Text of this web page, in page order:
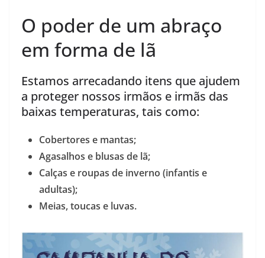
O poder de um abraço
em forma de lã
Estamos arrecadando itens que ajudem
a proteger nossos irmãos e irmãs das
baixas temperaturas, tais como:
Cobertores e mantas;
Agasalhos e blusas de lã;
Calças e roupas de inverno (infantis e
adultas);
Meias, toucas e luvas.